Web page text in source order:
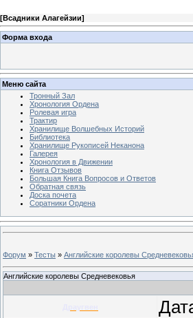
[Всадники Алагейзии]
Форма входа
Меню сайта
Тронный Зал
Хронология Ордена
Ролевая игра
Трактир
Хранилище Волшебных Историй
Библиотека
Хранилище Рукописей Неканона
Галерея
Хронология в Движении
Книга Отзывов
Большая Книга Вопросов и Ответов
Обратная связь
Доска почета
Соратники Ордена
Форум » Тесты » Английские королевы
Английские королевы Средневековья